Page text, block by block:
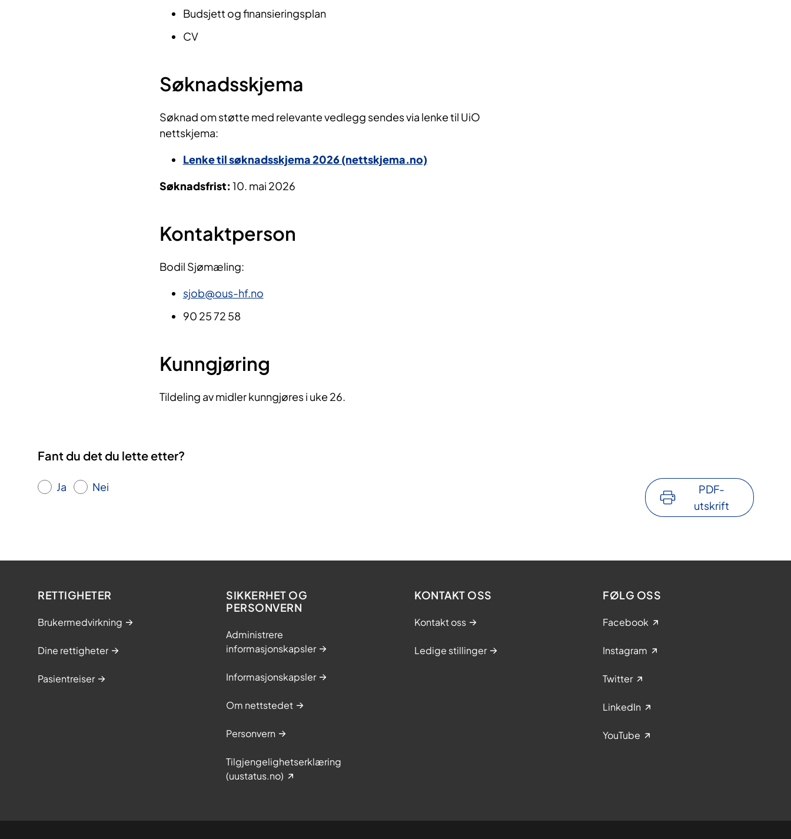
Budsjett og finansieringsplan
CV
Søknadsskjema
Søknad om støtte med relevante vedlegg sendes via lenke til UiO
nettskjema:
Lenke til søknadsskjema 2026 (nettskjema.no)
Søknadsfrist: 10. mai 2026
Kontaktperson
Bodil Sjømæling:
sjob@ous-hf.no
90 25 72 58
Kunngjøring
Tildeling av midler kunngjøres i uke 26.
Fant du det du lette etter?
Ja Nei
PDF-
utskrift
RETTIGHETER
Brukermedvirkning
Dine rettigheter
Pasientreiser
SIKKERHET OG
PERSONVERN
Administrere
informasjonskapsler
Informasjonskapsler
Om nettstedet
Personvern
Tilgjengelighetserklæring
(uustatus.no)
KONTAKT OSS
Kontakt oss
Ledige stillinger
FØLG OSS
Facebook
Instagram
Twitter
LinkedIn
YouTube